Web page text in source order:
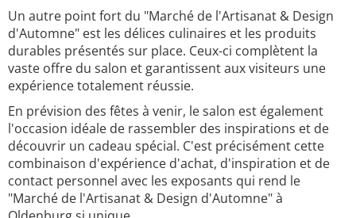
Un autre point fort du "Marché de l'Artisanat & Design
d'Automne" est les délices culinaires et les produits
durables présentés sur place. Ceux-ci complètent la
vaste offre du salon et garantissent aux visiteurs une
expérience totalement réussie.
En prévision des fêtes à venir, le salon est également
l'occasion idéale de rassembler des inspirations et de
découvrir un cadeau spécial. C'est précisément cette
combinaison d'expérience d'achat, d'inspiration et de
contact personnel avec les exposants qui rend le
"Marché de l'Artisanat & Design d'Automne" à